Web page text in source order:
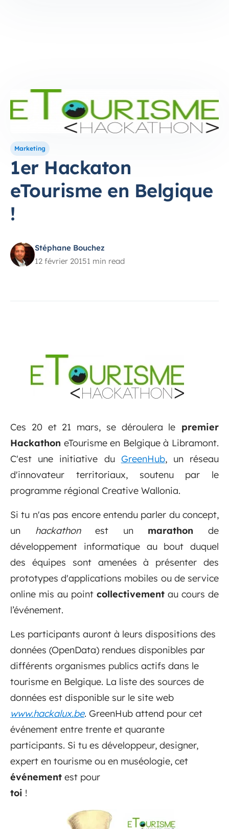
Marketing
1er Hackaton
eTourisme en Belgique
!
Stéphane Bouchez
12 février 20151 min read
Ces 20 et 21 mars, se déroulera le premier
Hackathon eTourisme en Belgique à Libramont.
C'est une initiative du GreenHub, un réseau
d'innovateur territoriaux, soutenu par le
programme régional Creative Wallonia.
Si tu n'as pas encore entendu parler du concept,
un hackathonest un marathon de
développement informatique au bout duquel
des équipes sont amenées à présenter des
prototypes d'applications mobiles ou de service
online mis au pointcollectivement au cours de
l’événement.
Les participants auront à leurs dispositions des
données (OpenData) rendues disponibles par
différents organismes publics actifs dans le
tourisme en Belgique. La liste des sources de
données est disponible sur le site web
www.hackalux.be. GreenHub attend pour cet
événement entre trente et quarante
participants. Si tu es développeur, designer,
expert en tourisme ou en muséologie, cet
événement est pour
toi !